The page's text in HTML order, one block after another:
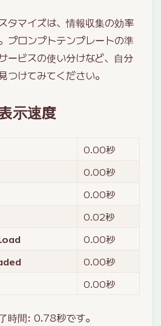
タマイズは、情報収集の効率
プロンプトテンプレートの準
ービスの使い分けなど、自分
つけてみてください。
示速度
0.00秒
0.00秒
0.00秒
0.02秒
0.00秒
0.00秒
0.00秒
時間: 0.78秒です。